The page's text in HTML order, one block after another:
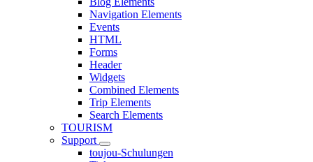
Navigation Elements
Events
HTML
Forms
Header
Widgets
Combined Elements
Trip Elements
Search Elements
TOURISM
Support
toujou-Schulungen